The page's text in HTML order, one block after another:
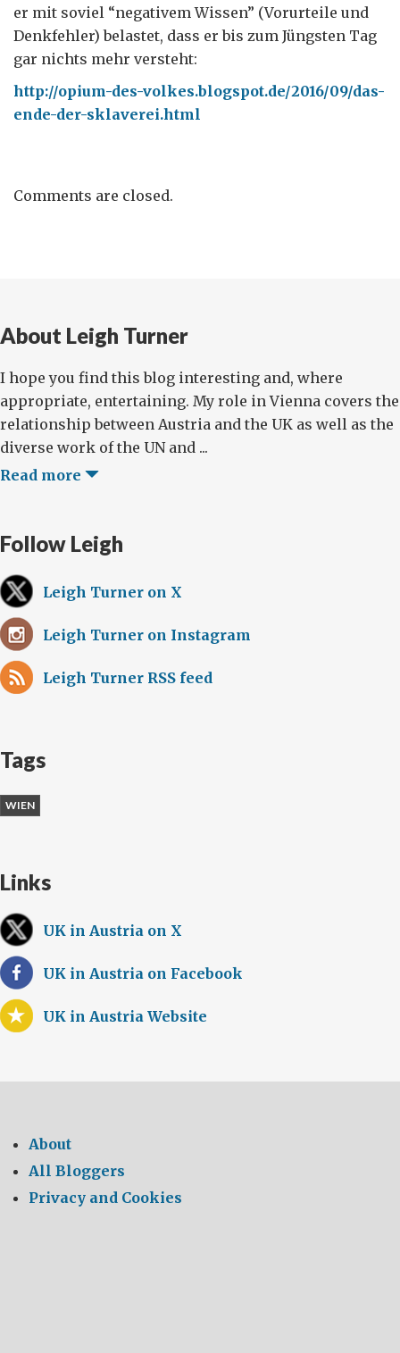
er mit soviel “negativem Wissen” (Vorurteile und
Denkfehler) belastet, dass er bis zum Jüngsten Tag
gar nichts mehr versteht:
http://opium-des-volkes.blogspot.de/2016/09/das-
ende-der-sklaverei.html
Comments are closed.
About Leigh Turner
I hope you find this blog interesting and, where
appropriate, entertaining. My role in Vienna covers the
relationship between Austria and the UK as well as the
diverse work of the UN and ...
Read more
Follow Leigh
Leigh Turner on X
Leigh Turner on Instagram
Leigh Turner RSS feed
Tags
WIEN
Links
UK in Austria on X
UK in Austria on Facebook
UK in Austria Website
About
All Bloggers
Privacy and Cookies